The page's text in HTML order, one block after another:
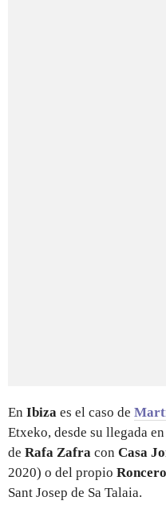
En Ibiza es el caso de
Etxeko, desde su llegada
de Rafa Zafra con Casa
2020) o del propio Roncero
Sant Josep de Sa Talaia.